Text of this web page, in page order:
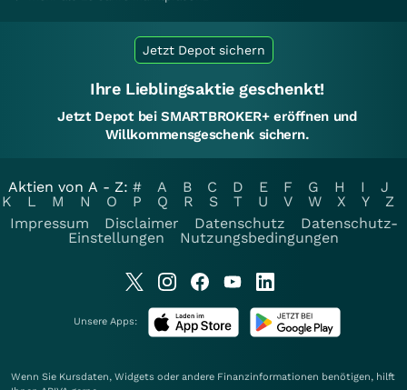
Jetzt Depot sichern
Ihre Lieblingsaktie geschenkt!
Jetzt Depot bei SMARTBROKER+ eröffnen und
Willkommensgeschenk sichern.
Aktien von A - Z: # A B C D E F G H I
J
K
L M N O P Q R S T U V W X Y
Z
Impressum
Disclaimer Datenschutz
Datenschutz-
Einstellungen
Nutzungsbedingungen
Unsere Apps:
Wenn Sie Kursdaten, Widgets oder andere Finanzinformationen benötigen, hilft